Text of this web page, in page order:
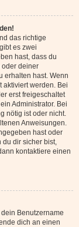
das richtige
es zwei
hast, dass du
oder deiner
erhalten hast. Wenn
aktiviert werden. Bei
erst freigeschaltet
Administrator. Bei
nötig ist oder nicht.
Anweisungen.
hast oder
du dir sicher bist,
kontaktiere einen
Benutzername
dich an einen